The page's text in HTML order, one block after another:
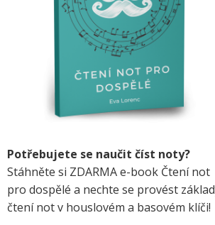
Potřebujete se naučit číst noty?
Stáhněte si ZDARMA e-book Čtení not
pro dospělé a nechte se provést
čtení not v houslovém a basovém klíči!